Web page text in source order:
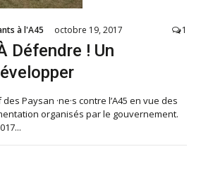
à l'A45 octobre 19, 2017 1
Défendre ! Un
Paysan ·ne·s contre l’A45 en vue des
organisés par le gouvernement.